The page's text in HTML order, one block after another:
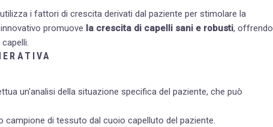
utilizza i fattori di crescita derivati dal paziente per stimolare la
promuove la crescita di capelli sani e robusti, offrendo
un'analisi della situazione specifica del paziente, che può
campione di tessuto dal cuoio capelluto del paziente.